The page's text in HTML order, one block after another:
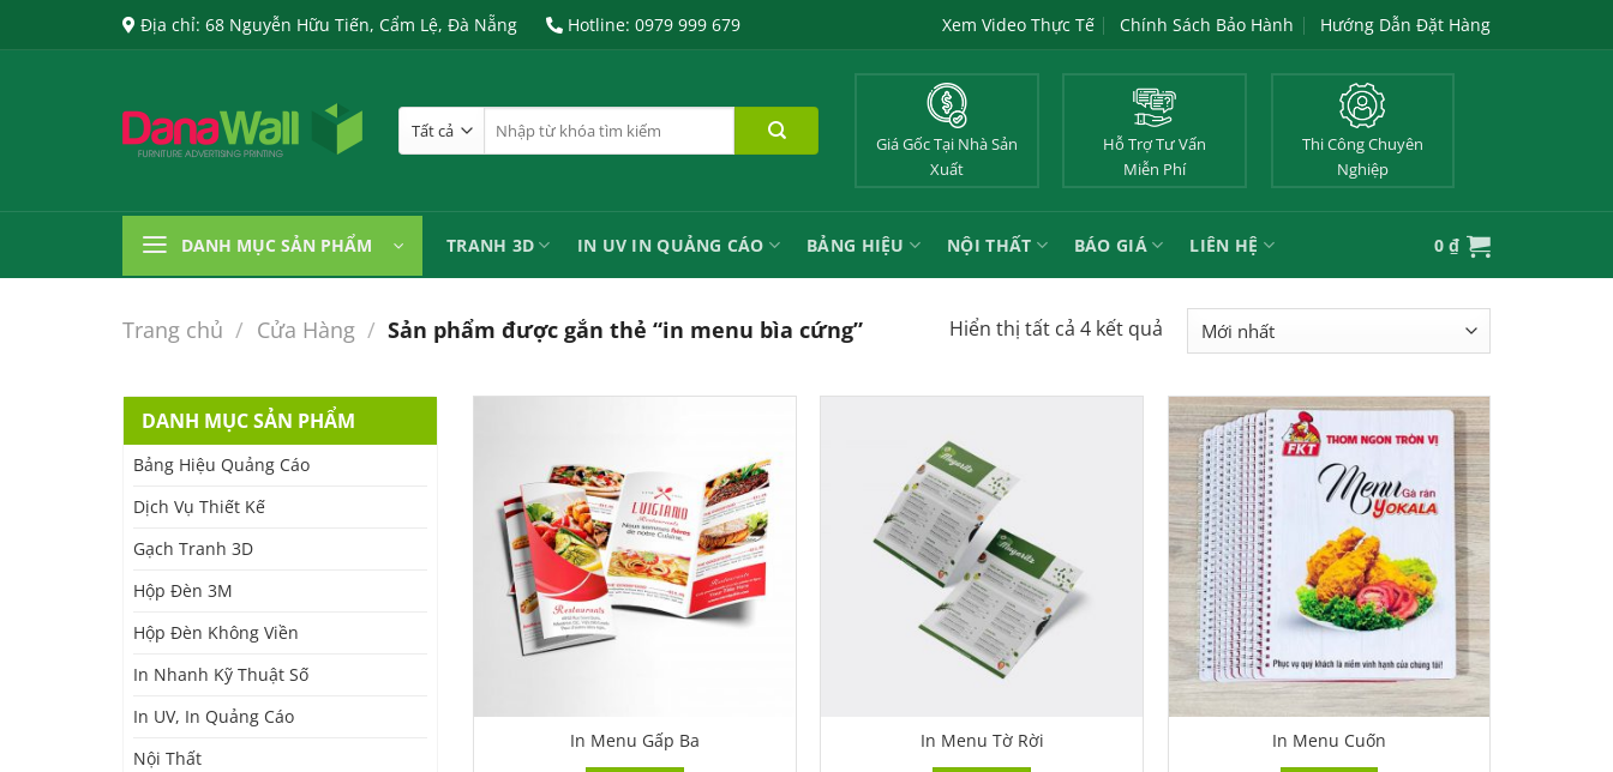
Địa chỉ: 68 Nguyễn Hữu Tiến, Cẩm Lệ, Đà Nẵng Hotline: 0979 999 679 Xem Video Thực Tế Chính Sách Bảo Hành Hướng Dẫn Đặt Hàng
kiếm:
Giá Gốc Tại Nhà Sản
Xuất
Hỗ Trợ Tư Vấn
Miễn Phí
Thi Công Chuyên
Nghiệp
DANH MỤC SẢN PHẨM TRANH 3D IN UV IN QUẢNG CÁO BẢNG HIỆU NỘI THẤT BÁO GIÁ LIÊN HỆ 0₫
Trang chủ / Cửa Hàng / Sản phẩm được gắn thẻ “in menu bìa cứng” Hiển thị tất cả 4 kết quả
DANH MỤC SẢN PHẨM
Bảng Hiệu Quảng Cáo
Dịch Vụ Thiết Kế
Gạch Tranh 3D
Hộp Đèn 3M
Hộp Đèn Không Viền
In Nhanh Kỹ Thuật Số
In UV, In Quảng Cáo
Nội Thất
In Menu Gấp Ba In Menu Tờ Rời In Menu Cuốn